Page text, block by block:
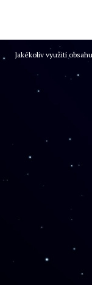
Jakékoliv využití